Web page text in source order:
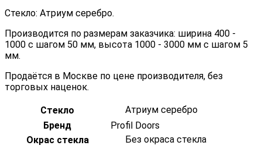
Стекло: Атриум серебро.
Производится по размерам заказчика: ширина 400 -
1000 с шагом 50 мм, высота 1000 - 3000 мм с шагом 5
мм.
Продаётся в Москве по цене производителя, без
торговых наценок.
Стекло
Атриум серебро
Бренд
Profil Doors
Окрас стекла
Без окраса стекла